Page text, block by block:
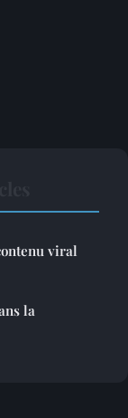
viral
la